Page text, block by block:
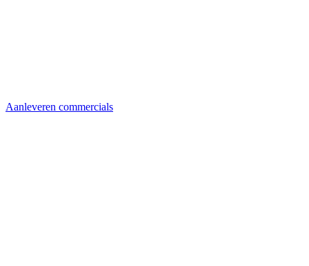
Aanleveren commercials